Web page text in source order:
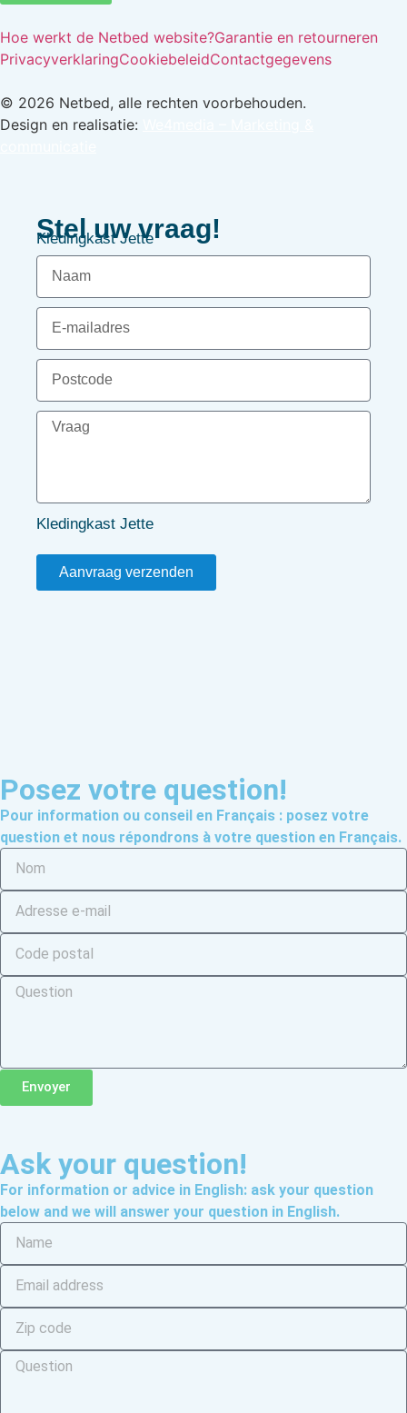
Hoe werkt de Netbed website?Garantie en retourneren
PrivacyverklaringCookiebeleidContactgegevens
© 2026 Netbed, alle rechten voorbehouden.
Design en realisatie:
Stel uw vraag!
Kledingkast Jette
Kledingkast Jette
Aanvraag verzenden
Posez votre question!
Pour information ou conseil en Français : posez votre
question et nous répondrons à votre question en Français.
Envoyer
Ask your question!
For information or advice in English: ask your question
below and we will answer your question in English.